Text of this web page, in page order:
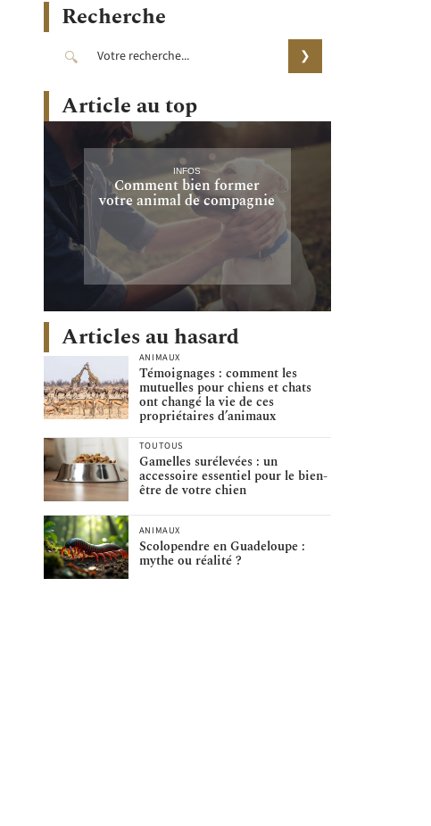
Recherche
Article au top
INFOS
Comment bien former
votre animal de compagnie
Articles au hasard
ANIMAUX
Témoignages : comment les
mutuelles pour chiens et chats
ont changé la vie de ces
propriétaires d’animaux
TOUTOUS
Gamelles surélevées : un
accessoire essentiel pour le bien-
être de votre chien
ANIMAUX
Scolopendre en Guadeloupe :
mythe ou réalité ?